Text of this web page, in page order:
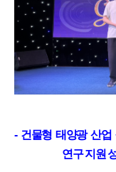
- 건물형 태양광 산
연구 지원